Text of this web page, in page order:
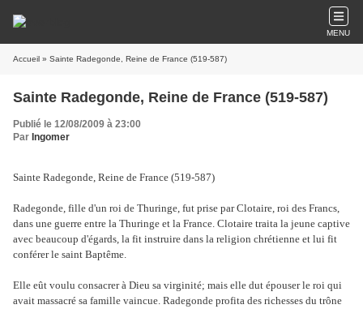
MENU
Accueil » Sainte Radegonde, Reine de France (519-587)
Sainte Radegonde, Reine de France (519-587)
Publié le 12/08/2009 à 23:00
Par Ingomer
Sainte Radegonde, Reine de France (519-587)
Radegonde, fille d'un roi de Thuringe, fut prise par Clotaire, roi des Francs,
dans une guerre entre la Thuringe et la France. Clotaire traita la jeune captive
avec beaucoup d'égards, la fit instruire dans la religion chrétienne et lui fit
conférer le saint Baptême.
Elle eût voulu consacrer à Dieu sa virginité; mais elle dut épouser le roi qui
avait massacré sa famille vaincue. Radegonde profita des richesses du trône